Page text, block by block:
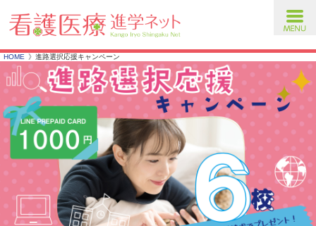
HOME 進路選択応援キャンペーン